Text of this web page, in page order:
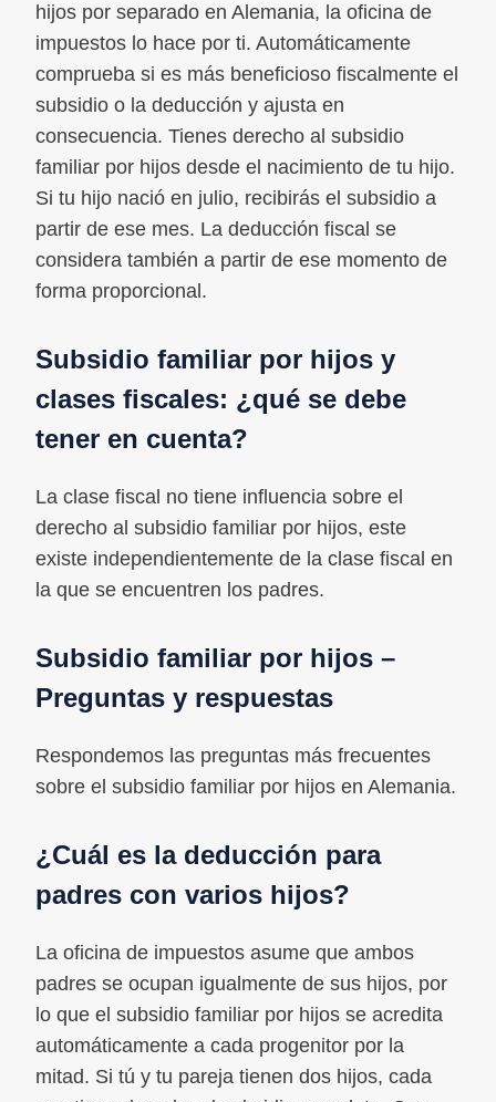
hijos por separado en Alemania, la oficina de
impuestos lo hace por ti. Automáticamente
comprueba si es más beneficioso fiscalmente el
subsidio o la deducción y ajusta en
consecuencia. Tienes derecho al subsidio
familiar por hijos desde el nacimiento de tu hijo.
Si tu hijo nació en julio, recibirás el subsidio a
partir de ese mes. La deducción fiscal se
considera también a partir de ese momento de
forma proporcional.
Subsidio familiar por hijos y
clases fiscales: ¿qué se debe
tener en cuenta?
La clase fiscal no tiene influencia sobre el
derecho al subsidio familiar por hijos, este
existe independientemente de la clase fiscal en
la que se encuentren los padres.
Subsidio familiar por hijos –
Preguntas y respuestas
Respondemos las preguntas más frecuentes
sobre el subsidio familiar por hijos en Alemania.
¿Cuál es la deducción para
padres con varios hijos?
La oficina de impuestos asume que ambos
padres se ocupan igualmente de sus hijos, por
lo que el subsidio familiar por hijos se acredita
automáticamente a cada progenitor por la
mitad. Si tú y tu pareja tienen dos hijos, cada